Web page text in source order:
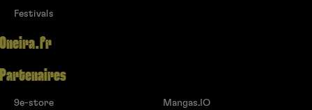
Festivals
Oneira.fr
Partenaires
9e-store Mangas.IO